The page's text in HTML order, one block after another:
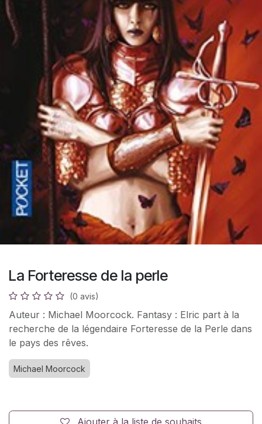
La Forteresse de la perle
(0 avis)
Auteur : Michael Moorcock. Fantasy : Elric part à la
recherche de la légendaire Forteresse de la Perle dans
le pays des rêves.
Michael Moorcock
Ajouter à la liste de souhaits